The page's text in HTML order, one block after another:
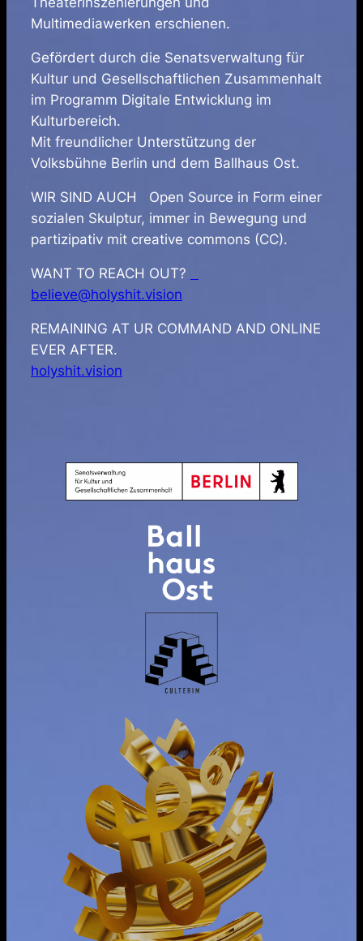
Multimediawerken erschienen.
Gefördert durch die Senatsverwaltung für
Kultur und Gesellschaftlichen Zusammenhalt
im Programm Digitale Entwicklung im
Kulturbereich.
Mit freundlicher Unterstützung der
Volksbühne Berlin und dem Ballhaus Ost.
WIR SIND AUCH Open Source in Form einer
sozialen Skulptur, immer in Bewegung und
partizipativ mit creative commons (CC).
WANT TO REACH OUT?
believe@holyshit.vision
REMAINING AT UR COMMAND AND ONLINE
EVER AFTER.
holyshit.vision